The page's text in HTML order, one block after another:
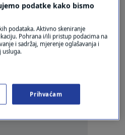
podatke kako bismo
podataka. Aktivno skeniranje
Pohrana i/ili pristup podacima na
i sadržaj, mjerenje oglašavanja i
usluga.
Prihvaćam